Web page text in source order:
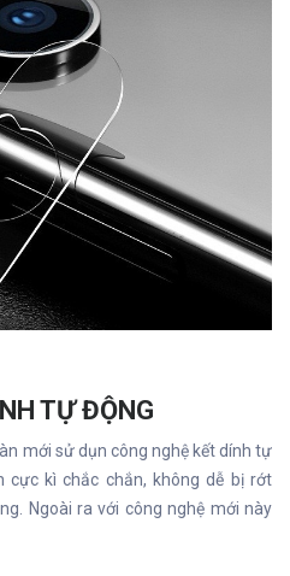
TỰ ĐỘNG
mới sử dụn công nghệ kết dính tự
cực kì chắc chắn, không dễ bị rớt
Ngoài ra với công nghệ mới này